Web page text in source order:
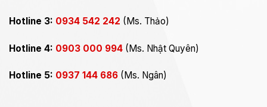
Hotline 3: 0934 542 242 (Ms. Thảo)
Hotline 4: 0903 000 994 (Ms. Nhật Quyên)
Hotline 5: 0937 144 686 (Ms. Ngân)